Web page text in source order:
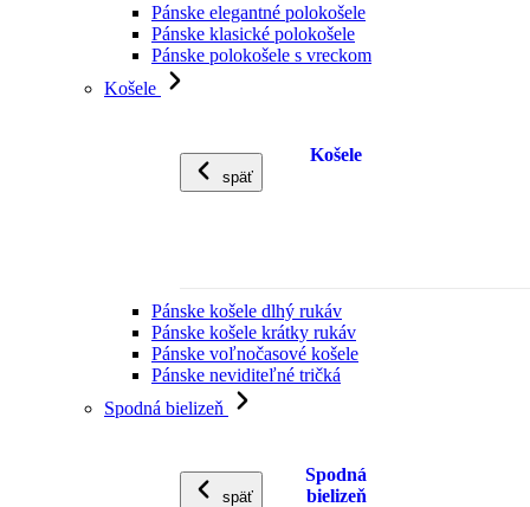
Pánske elegantné polokošele
Pánske klasické polokošele
Pánske polokošele s vreckom
Košele
späť
Košele
Pánske košele dlhý rukáv
Pánske košele krátky rukáv
Pánske voľnočasové košele
Pánske neviditeľné tričká
Spodná bielizeň
späť
Spodná
bielizeň